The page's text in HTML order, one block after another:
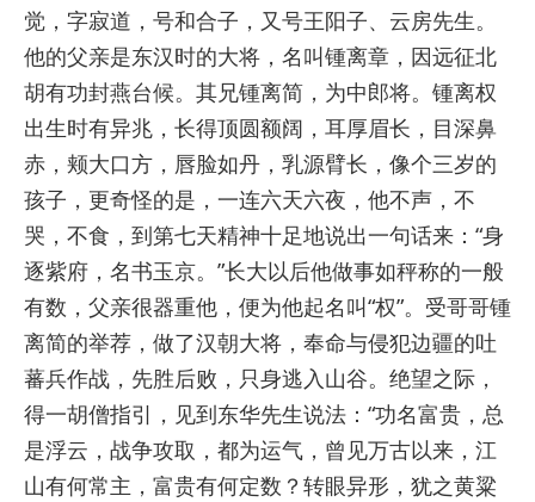
觉，字寂道，号和合子，又号王阳子、云房先生。
他的父亲是东汉时的大将，名叫锺离章，因远征北
胡有功封燕台候。其兄锺离简，为中郎将。锺离权
出生时有异兆，长得顶圆额阔，耳厚眉长，目深鼻
赤，颊大口方，唇脸如丹，乳源臂长，像个三岁的
孩子，更奇怪的是，一连六天六夜，他不声，不
哭，不食，到第七天精神十足地说出一句话来：“身
逐紫府，名书玉京。”长大以后他做事如秤称的一般
有数，父亲很器重他，便为他起名叫“权”。受哥哥锺
离简的举荐，做了汉朝大将，奉命与侵犯边疆的吐
蕃兵作战，先胜后败，只身逃入山谷。绝望之际，
得一胡僧指引，见到东华先生说法：“功名富贵，总
是浮云，战争攻取，都为运气，曾见万古以来，江
山有何常主，富贵有何定数？转眼异形，犹之黄粱